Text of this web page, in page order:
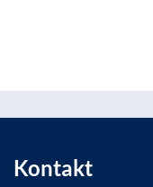
Kontakt